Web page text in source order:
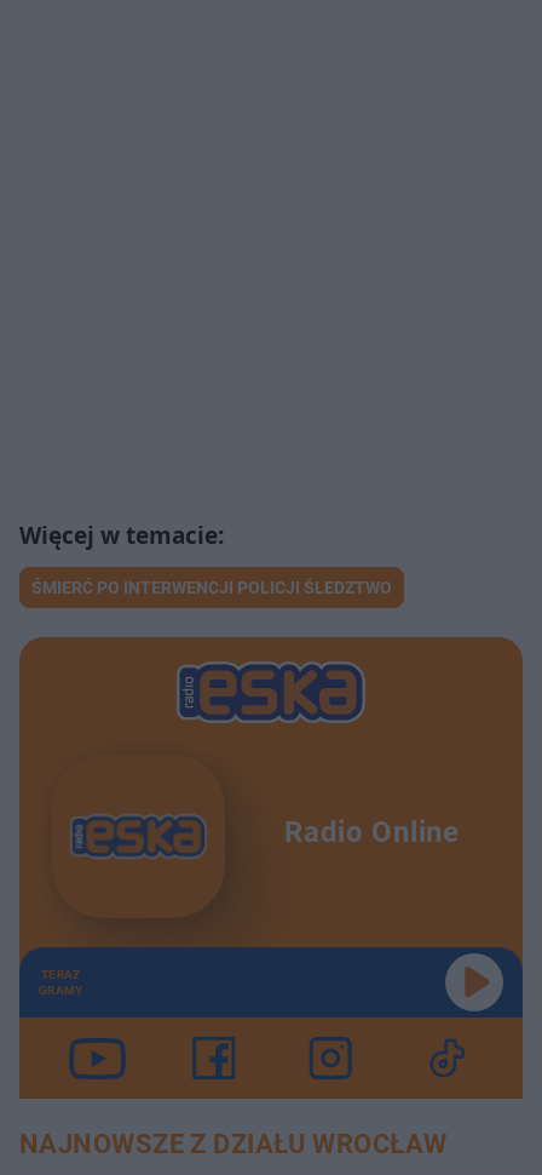
ŚMIERĆ PO INTERWENCJI POLICJI ŚLEDZTWO
Radio Online
TERAZ
GRAMY
NAJNOWSZE Z DZIAŁU WROCŁAW